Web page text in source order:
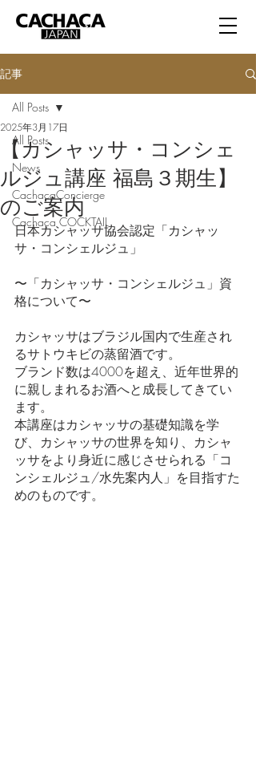
記事
All Posts
News
CachacaConcierge
Cachaça COCKTAIL
All Posts
【カシャッサ・コンシェ
ルジュ講座 福島３期生】
のご案内
2025年3月17日
日本カシャッサ協会認定「カシャッ
サ・コンシェルジュ」
〜「カシャッサ・コンシェルジュ」資
格について〜
カシャッサはブラジル国内で生産され
るサトウキビの蒸留酒です。
ブランド数は4000を超え、近年世界的
に親しまれるお酒へと成長してきてい
ます。
本講座はカシャッサの基礎知識を学
び、カシャッサの世界を知り、カシャ
ッサをより身近に感じさせられる「コ
ンシェルジュ/水先案内人」を目指すた
めのものです。